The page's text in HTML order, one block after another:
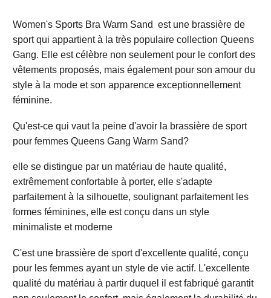
Women's Sports Bra Warm Sand est une brassière de
sport qui appartient à la très populaire collection Queens
Gang. Elle est célèbre non seulement pour le confort des
vêtements proposés, mais également pour son amour du
style à la mode et son apparence exceptionnellement
féminine.
Qu'est-ce qui vaut la peine d'avoir la brassière de sport
pour femmes Queens Gang Warm Sand?
elle se distingue par un matériau de haute qualité,
extrêmement confortable à porter, elle s'adapte
parfaitement à la silhouette, soulignant parfaitement les
formes féminines, elle est conçu dans un style
minimaliste et moderne
C'est une brassière de sport d'excellente qualité, conçu
pour les femmes ayant un style de vie actif. L'excellente
qualité du matériau à partir duquel il est fabriqué garantit